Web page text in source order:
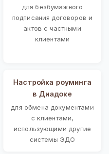
для безбумажного
подписания договоров и
актов с частными
клиентами
Настройка роуминга
в Диадоке
для обмена документами
с клиентами,
использующими другие
системы ЭДО